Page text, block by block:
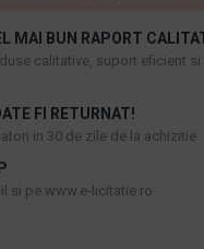
MAI BUN RAPORT
calitative, suport eficient si
FI RETURNAT!
in 30 de zile de la achizitie
si pe www.e-licitatie.ro